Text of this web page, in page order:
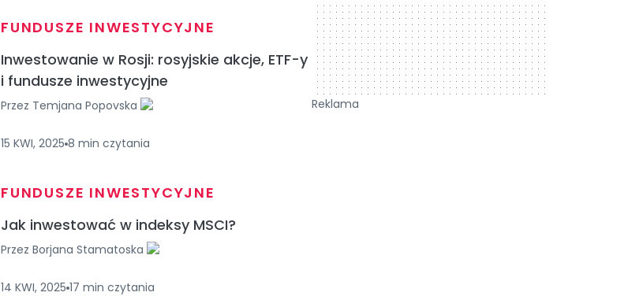
FUNDUSZE INWESTYCYJNE
Inwestowanie w Rosji: rosyjskie akcje, ETF-y
i fundusze inwestycyjne
Przez Temjana Popovska
15 KWI, 2025 8 min czytania
FUNDUSZE INWESTYCYJNE
Jak inwestować w indeksy MSCI?
Przez Borjana Stamatoska
14 KWI, 2025 17 min czytania
Reklama